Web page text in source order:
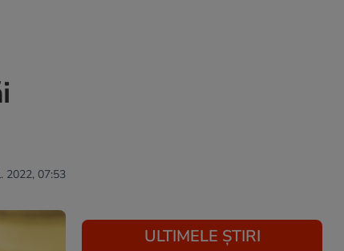
2022, 07:53
ULTIMELE ȘTIRI